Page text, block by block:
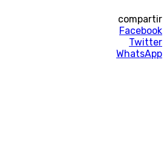
compartir
Facebook
Twitter
WhatsApp